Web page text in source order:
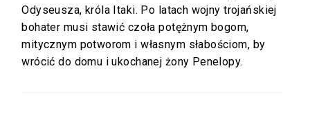
Odyseusza, króla Itaki. Po latach wojny trojańskiej
bohater musi stawić czoła potężnym bogom,
mitycznym potworom i własnym słabościom, by
wrócić do domu i ukochanej żony Penelopy.